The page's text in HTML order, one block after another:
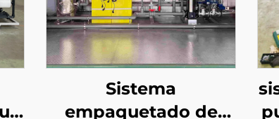
Sistema
empaquetado de